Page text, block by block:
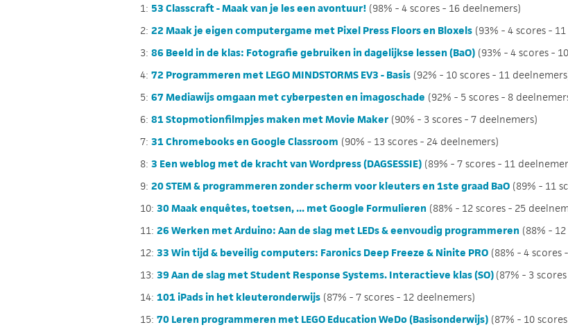
1: 53 Classcraft - Maak van je les een avontuur! (98% - 4 scores - 16 deelnemers)
2: 22 Maak je eigen computergame met Pixel Press Floors en Bloxels (93% - 4 scores -
3: 86 Beeld in de klas: Fotografie gebruiken in dagelijkse lessen (BaO) (93% - 4 scores -
4: 72 Programmeren met LEGO MINDSTORMS EV3 - Basis (92% - 10 scores - 11
5: 67 Mediawijs omgaan met cyberpesten en imagoschade (92% - 5 scores - 8
6: 81 Stopmotionfilmpjes maken met Movie Maker(90% - 3 scores - 7 deelnemers)
7: 31 Chromebooks en Google Classroom (90% - 13 scores - 24 deelnemers)
8: 3 Een weblog met de kracht van Wordpress (DAGSESSIE) (89% - 7 scores - 11
9: 20 STEM & programmeren zonder scherm voor kleuters en 1ste graad BaO (89% - 11
10: 30 Maak enquêtes, toetsen, ... met Google Formulieren (88% - 12 scores - 25
11: 26 Werken met Arduino: Aan de slag met LEDs & eenvoudig programmeren (88% -
12: 33 Win tijd & beveilig computers: Faronics Deep Freeze & Ninite PRO (88% - 4 scores
13: 39 Aan de slag met Student Response Systems. Interactieve klas (SO) (87% - 3
14: 101 iPads in het kleuteronderwijs (87% - 7 scores - 12 deelnemers)
15: 70 Leren programmeren met LEGO Education WeDo (Basisonderwijs) (87% - 10